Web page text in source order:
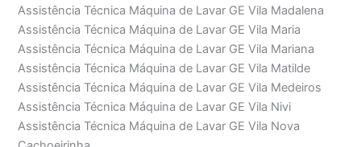
Assistência Técnica Máquina de Lavar GE Vila Madalena
Assistência Técnica Máquina de Lavar GE Vila Maria
Assistência Técnica Máquina de Lavar GE Vila Mariana
Assistência Técnica Máquina de Lavar GE Vila Matilde
Assistência Técnica Máquina de Lavar GE Vila Medeiros
Assistência Técnica Máquina de Lavar GE Vila Nivi
Assistência Técnica Máquina de Lavar GE Vila Nova